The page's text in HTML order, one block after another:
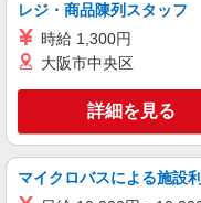
レジ・商品陳列スタッフ
時給 1,300円
大阪市中央区
詳細を見る
マイクロバスによる施設